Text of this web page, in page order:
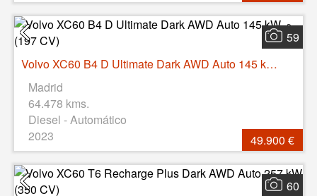
59
Volvo XC60 B4 D Ultimate Dark AWD Auto 145 kW (197 CV)
Madrid
64.478 kms.
Diesel - Automático
2023
49.900 €
60